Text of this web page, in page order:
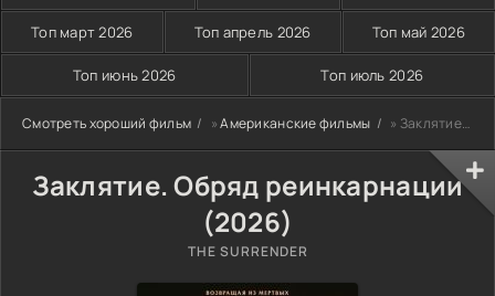
Топ март 2026 Топ апрель 2026 Топ май 2026
Топ июнь 2026 Топ июль 2026
Смотреть хороший фильм »Американские фильмы » Заклятие. Обряд реинкарнации (2026)
Заклятие. Обряд реинкарнации
(2026)
THE SURRENDER